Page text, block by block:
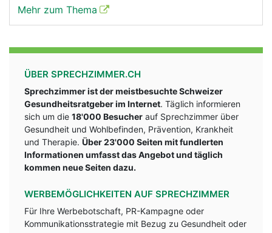
Mehr zum Thema
ÜBER SPRECHZIMMER.CH
Sprechzimmer ist der meistbesuchte Schweizer
Gesundheitsratgeber im Internet. Täglich informieren
sich um die 18'000 Besucher auf Sprechzimmer über
Gesundheit und Wohlbefinden, Prävention, Krankheit
und Therapie. Über 23'000 Seiten mit fundlerten
Informationen umfasst das Angebot und täglich
kommen neue Seiten dazu.
WERBEMÖGLICHKEITEN AUF SPRECHZIMMER
Für Ihre Werbebotschaft, PR-Kampagne oder
Kommunikationsstrategie mit Bezug zu Gesundheit oder